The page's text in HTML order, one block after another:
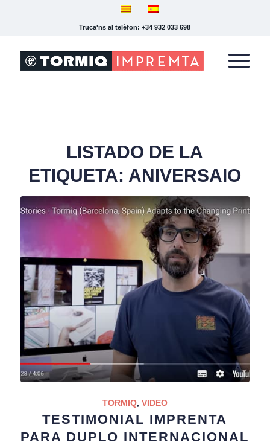
Truca'ns al telèfon: +34 932 033 698
LISTADO DE LA
ETIQUETA: ANIVERSAIO
TORMIQ, VIDEO
TESTIMONIAL IMPRENTA
PARA DUPLO INTERNACIONAL